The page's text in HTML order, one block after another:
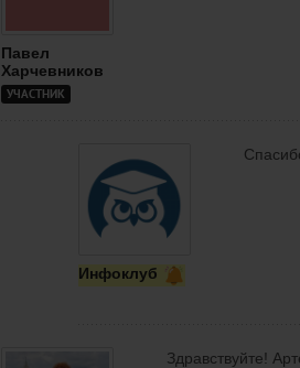
Павел
Харчевников
УЧАСТНИК
Инфоклуб
Здравствуйте!